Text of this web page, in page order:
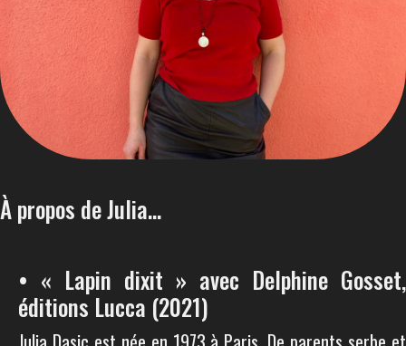
À propos de Julia...
• « Lapin dixit » avec Delphine Gosset,
éditions Lucca (2021)